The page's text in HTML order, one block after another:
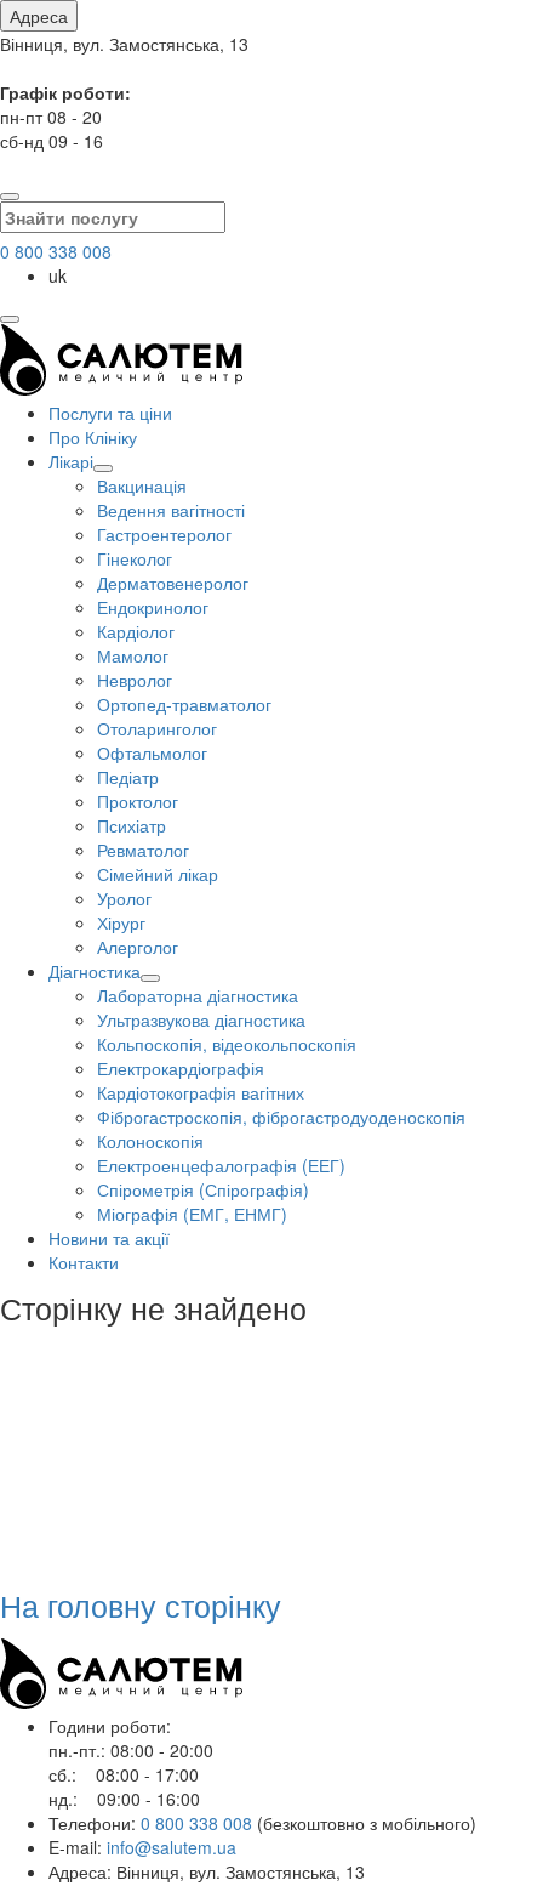
Адреса
Вінниця, вул. Замостянська, 13
Графік роботи:
пн-пт 08 - 20
сб-нд 09 - 16
0 800 338 008
uk
Послуги та ціни
Про Клініку
Лікарі
Вакцинація
Ведення вагітності
Гастроентеролог
Гінеколог
Дерматовенеролог
Ендокринолог
Кардіолог
Мамолог
Невролог
Ортопед-травматолог
Отоларинголог
Офтальмолог
Педіатр
Проктолог
Психіатр
Ревматолог
Сімейний лікар
Уролог
Хірург
Алерголог
Діагностика
Лабораторна діагностика
Ультразвукова діагностика
Кольпоскопія, відеокольпоскопія
Електрокардіографія
Кардіотокографія вагітних
Фіброгастроскопія, фіброгастродуоденоскопія
Колоноскопія
Електроенцефалографія (ЕЕГ)
Спірометрія (Спірографія)
Міографія (ЕМГ, ЕНМГ)
Новини та акції
Контакти
Сторінку не знайдено
На головну сторінку
Години роботи:
пн.-пт.: 08:00 - 20:00
сб.: 08:00 - 17:00
нд.: 09:00 - 16:00
Телефони: 0 800 338 008 (безкоштовно з мобільного)
E-mail: info@salutem.ua
Адреса: Вінниця, вул. Замостянська, 13